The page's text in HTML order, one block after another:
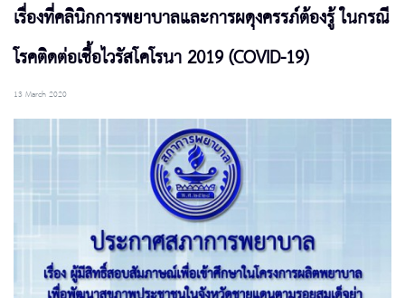
เรื่องที่คลินิกการพยาบาลและการผดุงครรภ์ต้องรู้ ในกรณี
โรคติดต่อเชื้อไวรัสโคโรนา 2019 (COVID-19)
13 March 2020